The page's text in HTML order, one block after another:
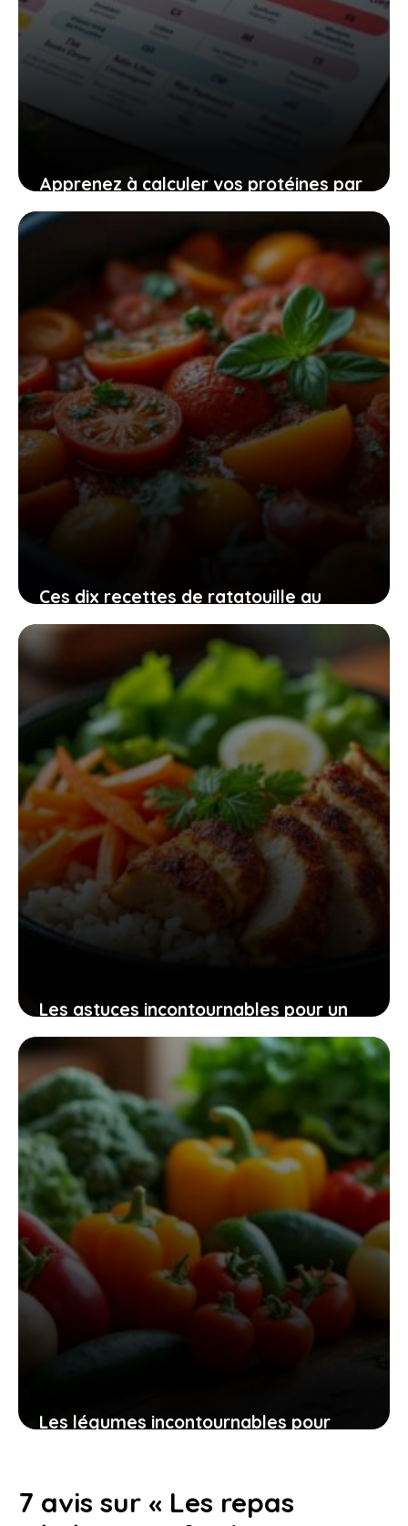
Apprenez à calculer vos protéines par
jour pour un corps d’homme plus fort
Ces dix recettes de ratatouille au
Cookeo qui vont transformer vos
dîners en fête
Les astuces incontournables pour un
poke bowl au poulet maison qui ravira
vos papilles
16 juin 2026
Les légumes incontournables pour
15 juin 2026
7 avis sur « Les repas